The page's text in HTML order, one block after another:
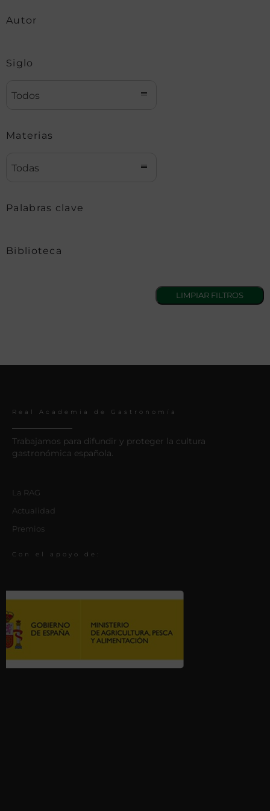
Autor
Siglo
Todos
Materias
Todas
Palabras clave
Biblioteca
Real Academia de Gastronomía
Trabajamos para difundir y proteger la cultura
gastronómica española.
La RAG
Actualidad
Premios
Con el apoyo de: